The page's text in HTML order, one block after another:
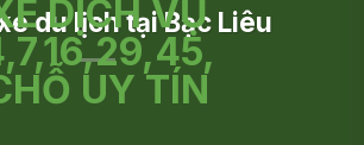
du lịch tại Bạc Liêu